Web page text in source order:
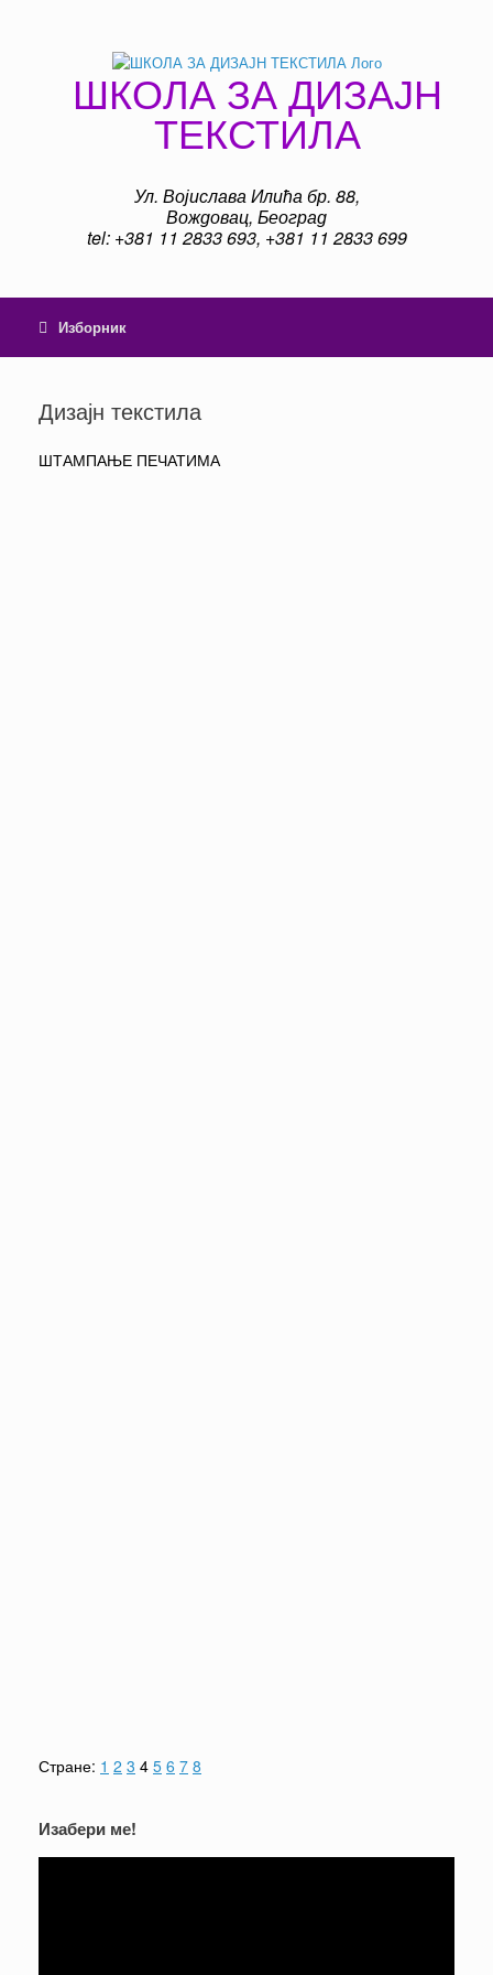
ШКОЛА ЗА ДИЗАЈН
ТЕКСТИЛА
Ул. Војислава Илића бр. 88,
Вождовац, Београд
tel: +381 11 2833 693, +381 11 2833 699
Изборник
Дизајн текстила
ШТАМПАЊЕ ПЕЧАТИМА
Стране: 1 2 3 4 5 6 7 8
Изабери ме!